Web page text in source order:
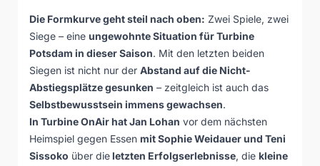
Die Formkurve geht steil nach oben: Zwei Spiele, zwei
Siege – eine ungewohnte Situation für Turbine
Potsdam in dieser Saison. Mit den letzten beiden
Siegen ist nicht nur der Abstand auf die Nicht-
Abstiegsplätze gesunken – zeitgleich ist auch das
Selbstbewusstsein immens gewachsen.
In Turbine OnAir hat Jan Lohan vor dem nächsten
Heimspiel gegen Essen mit Sophie Weidauer und Teni
Sissoko über dieletzten Erfolgserlebnisse, die kleine